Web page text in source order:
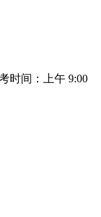
时间：上午 9:00